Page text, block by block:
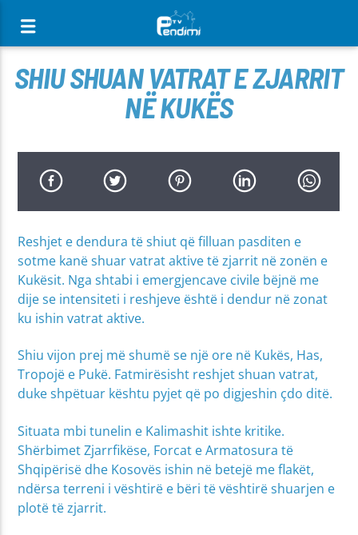
SHIU SHUAN VATRAT E ZJARRIT
NË KUKËS
Reshjet e dendura të shiut që filluan pasditen e
sotme kanë shuar vatrat aktive të zjarrit në zonën e
Kukësit. Nga shtabi i emergjencave civile bëjnë me
dije se intensiteti i reshjeve është i dendur në zonat
ku ishin vatrat aktive.
Shiu vijon prej më shumë se një ore në Kukës, Has,
Tropojë e Pukë. Fatmirësisht reshjet shuan vatrat,
duke shpëtuar kështu pyjet që po digjeshin çdo ditë.
Situata mbi tunelin e Kalimashit ishte kritike.
Shërbimet Zjarrfikëse, Forcat e Armatosura të
Shqipërisë dhe Kosovës ishin në betejë me flakët,
ndërsa terreni i vështirë e bëri të vështirë shuarjen e
plotë të zjarrit.